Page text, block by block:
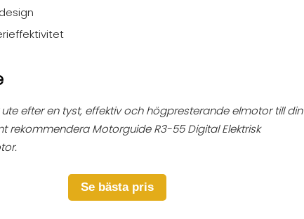
efter en tyst, effektiv och högpresterande elmotor till din
rekommendera Motorguide R3-55 Digital Elektrisk
Se bästa pris